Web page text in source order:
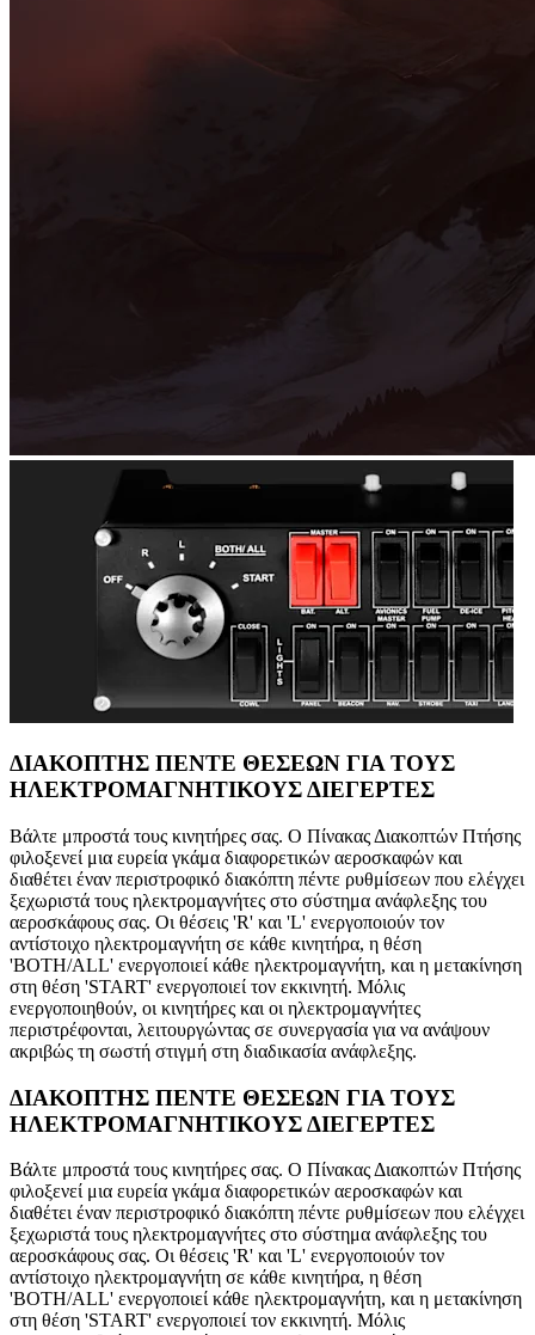
ΔΙΑΚΟΠΤΗΣ ΠΕΝΤΕ ΘΕΣΕΩΝ ΓΙΑ ΤΟΥΣ
ΗΛΕΚΤΡΟΜΑΓΝΗΤΙΚΟΥΣ ΔΙΕΓΕΡΤΕΣ
Βάλτε μπροστά τους κινητήρες σας. Ο Πίνακας Διακοπτών Πτήσης
φιλοξενεί μια ευρεία γκάμα διαφορετικών αεροσκαφών και
διαθέτει έναν περιστροφικό διακόπτη πέντε ρυθμίσεων που ελέγχει
ξεχωριστά τους ηλεκτρομαγνήτες στο σύστημα ανάφλεξης του
αεροσκάφους σας. Οι θέσεις 'R' και 'L' ενεργοποιούν τον
αντίστοιχο ηλεκτρομαγνήτη σε κάθε κινητήρα, η θέση
'BOTH/ALL' ενεργοποιεί κάθε ηλεκτρομαγνήτη, και η μετακίνηση
στη θέση 'START' ενεργοποιεί τον εκκινητή. Μόλις
ενεργοποιηθούν, οι κινητήρες και οι ηλεκτρομαγνήτες
περιστρέφονται, λειτουργώντας σε συνεργασία για να ανάψουν
ακριβώς τη σωστή στιγμή στη διαδικασία ανάφλεξης.
ΔΙΑΚΟΠΤΗΣ ΠΕΝΤΕ ΘΕΣΕΩΝ ΓΙΑ ΤΟΥΣ
ΗΛΕΚΤΡΟΜΑΓΝΗΤΙΚΟΥΣ ΔΙΕΓΕΡΤΕΣ
Βάλτε μπροστά τους κινητήρες σας. Ο Πίνακας Διακοπτών Πτήσης
φιλοξενεί μια ευρεία γκάμα διαφορετικών αεροσκαφών και
διαθέτει έναν περιστροφικό διακόπτη πέντε ρυθμίσεων που ελέγχει
ξεχωριστά τους ηλεκτρομαγνήτες στο σύστημα ανάφλεξης του
αεροσκάφους σας. Οι θέσεις 'R' και 'L' ενεργοποιούν τον
αντίστοιχο ηλεκτρομαγνήτη σε κάθε κινητήρα, η θέση
'BOTH/ALL' ενεργοποιεί κάθε ηλεκτρομαγνήτη, και η μετακίνηση
στη θέση 'START' ενεργοποιεί τον εκκινητή. Μόλις